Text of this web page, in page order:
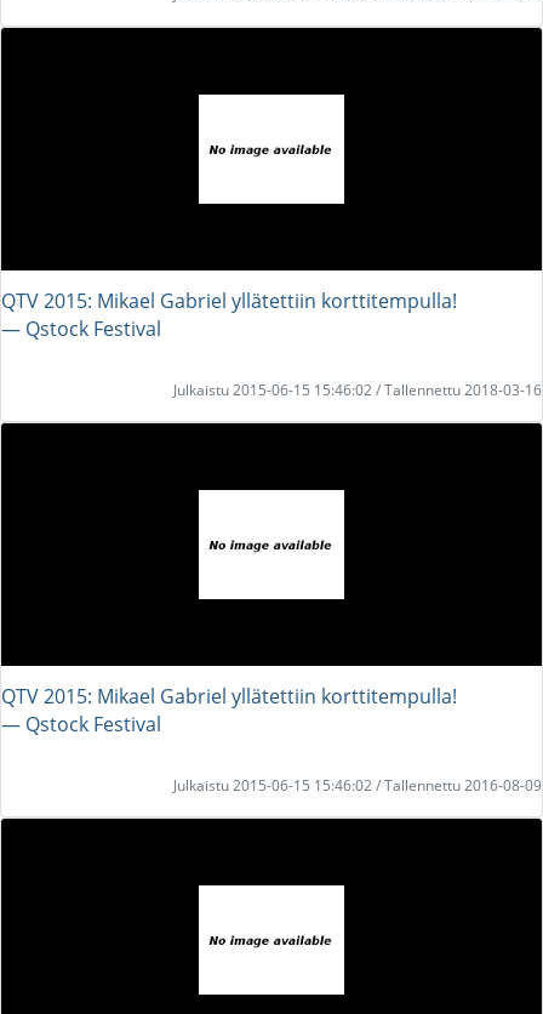
QTV 2015: Mikael Gabriel yllätettiin korttitempulla!
― Qstock Festival
Julkaistu 2015-06-15 15:46:02 / Tallennettu 2018-03-16
QTV 2015: Mikael Gabriel yllätettiin korttitempulla!
― Qstock Festival
Julkaistu 2015-06-15 15:46:02 / Tallennettu 2016-08-09